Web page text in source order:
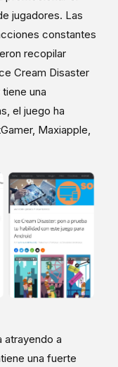
jugadores. Las
constantes
recopilar
Cream Disaster
una
el juego ha
Maxiapple,
atrayendo a
una fuerte